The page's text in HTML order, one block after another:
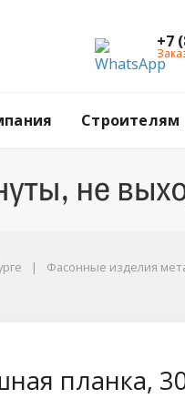
+7
Строителям
Фасонные изделия
планка,